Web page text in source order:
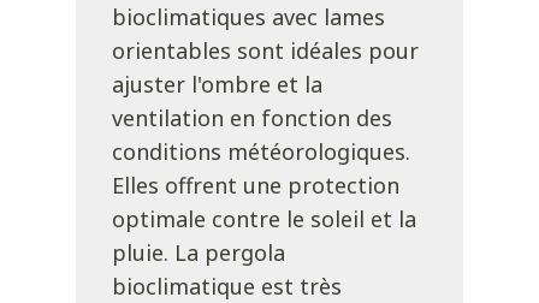
bioclimatiques avec lames
orientables sont idéales pour
ajuster l'ombre et la
ventilation en fonction des
conditions météorologiques.
Elles offrent une protection
optimale contre le soleil et la
pluie. La pergola
bioclimatique est très